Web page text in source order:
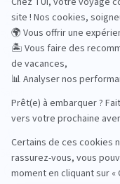
Road Trips
Sénior